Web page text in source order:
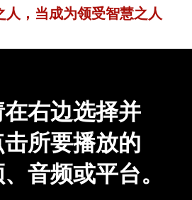
人，当成为领受智慧之人